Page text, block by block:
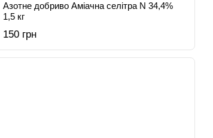
Азотне добриво Аміачна селітра N 34,4%
1,5 кг
150 грн